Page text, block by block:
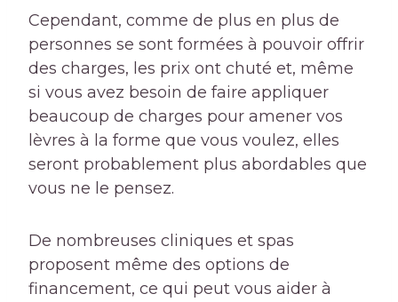
Cependant, comme de plus en plus de
personnes se sont formées à pouvoir offrir
des charges, les prix ont chuté et, même
si vous avez besoin de faire appliquer
beaucoup de charges pour amener vos
lèvres à la forme que vous voulez, elles
seront probablement plus abordables que
vous ne le pensez.
De nombreuses cliniques et spas
proposent même des options de
financement, ce qui peut vous aider à